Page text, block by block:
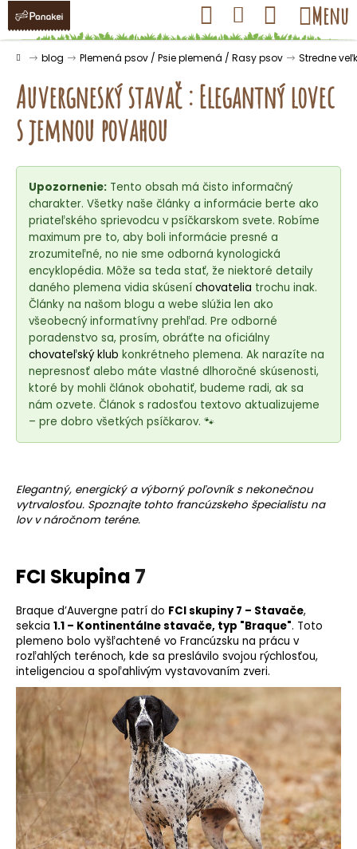
Prejsť
obsah
Hľadať Prihlásenie
Nákupný
košík
Menu
Domov
blog Plemená psov / Psie plemená / Rasy psov Stredne
Auvergneský stavač : Elegantný lovec
s jemnou povahou
Upozornenie: Tento obsah má čisto informačný
charakter. Všetky naše články a informácie berte ako
priateľského sprievodcu v psíčkarskom svete. Robíme
maximum pre to, aby boli informácie presné a
zrozumiteľné, no nie sme odborná kynologická
encyklopédia. Môže sa teda stať, že niektoré detaily
daného plemena vidia skúsení chovatelia trochu inak.
Články na našom blogu a webe slúžia len ako
všeobecný informatívny prehľad. Pre odborné
poradenstvo sa, prosím, obráťte na oficiálny
chovateľský klub konkrétneho plemena. Ak narazíte na
nepresnosť alebo máte vlastné dlhoročné skúsenosti,
ktoré by mohli článok obohatiť, budeme radi, ak sa
nám ozvete. Článok s radosťou textovo aktualizujeme
– pre dobro všetkých psíčkarov. 🐾
Elegantný, energický a výborný poľovník s nekonečnou
vytrvalosťou. Spoznajte tohto francúzskeho špecialistu na
lov v náročnom teréne.
FCI Skupina 7
Braque d’Auvergne patrí do FCI skupiny 7 – Stavače,
sekcia 1.1 – Kontinentálne stavače, typ "Braque". Toto
plemeno bolo vyšľachtené vo Francúzsku na prácu v
rozľahlých terénoch, kde sa preslávilo svojou rýchlosťou,
inteligenciou a spoľahlivým vystavovaním zveri.
K
o Späť
Späť
Č
o
á
s
ť
?
HĽADAŤ
O
p
o
r
ú
č
a
m
e